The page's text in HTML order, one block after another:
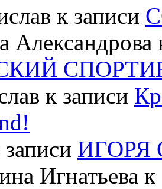
к записи
Александрова
к записи
записи ИГОРЯ
Игнатьева к